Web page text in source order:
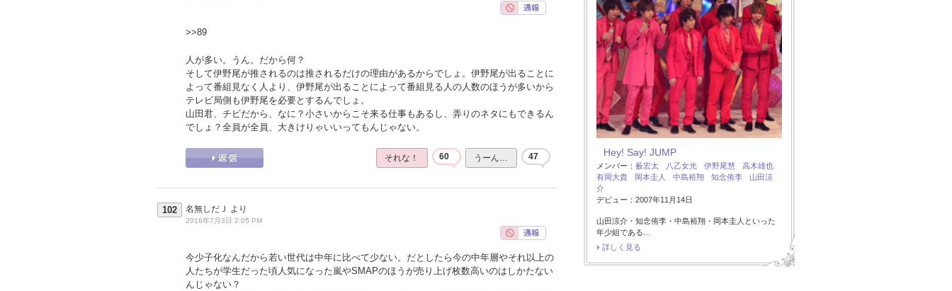
>>89
人が多い。うん。だから何？
そして伊野尾が推されるのは推されるだけの理由があるからでしょ。伊野尾が出ることに
よって番組見なく人より、伊野尾が出ることによって番組見る人の人数のほうが多いから
テレビ局側も伊野尾を必要とするんでしょ。
山田君、チビだから、なに？小さいからこそ来る仕事もあるし、弄りのネタにもできるん
でしょ？全員が全員、大きけりゃいいってもんじゃない。
それな！ 60 うーん… 47
102 名無しだＪ より
2016年7月3日 2:05 PM
今少子化なんだから若い世代は中年に比べて少ない。だとしたら今の中年層やそれ以上の
人たちが学生だった頃人気になった嵐やSMAPのほうが売り上げ枚数高いのはしかたない
んじゃない？
Hey! Say! JUMP
メンバー： 薮宏太 八乙女光 伊野尾慧
高木雄也
有岡大貴
岡本圭人 中島裕翔 知念侑李
山田涼
介
デビュー：2007年11月14日
山田涼介・知念侑李・中島裕翔・岡本圭人といった
年少組である…
詳しく見る